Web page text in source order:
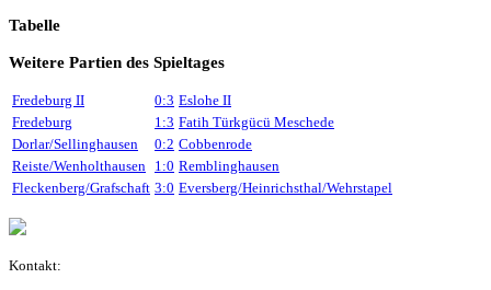
Tabelle
Weitere Partien des Spieltages
Fredeburg II 0:3 Eslohe II
Fredeburg
1:3 Fatih Türkgücü Meschede
Dorlar/Sellinghausen
0:2 Cobbenrode
Reiste/Wenholthausen
1:0 Remblinghausen
Fleckenberg/Grafschaft 3:0 Eversberg/Heinrichsthal/Wehrstapel
Kontakt: